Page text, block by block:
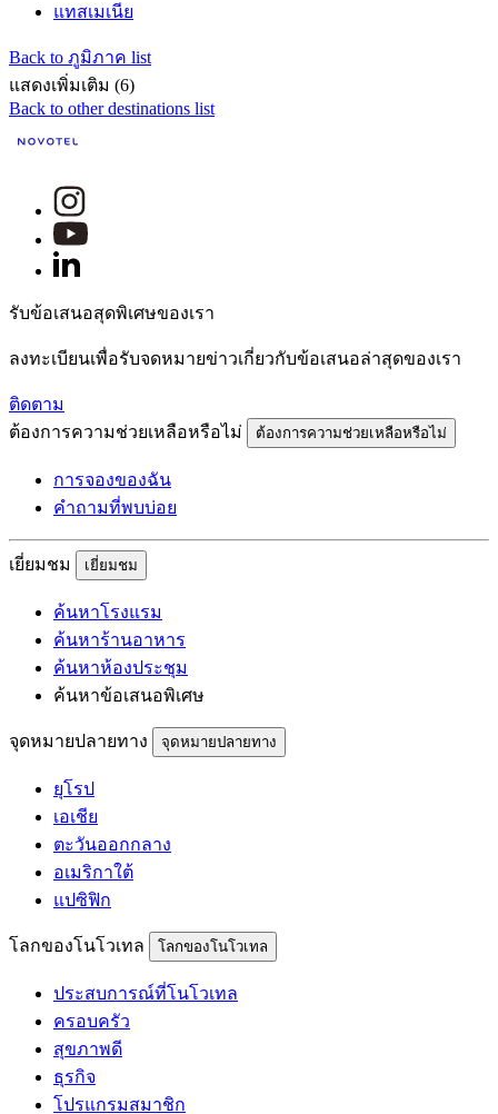
แทสเมเนีย
Back to ภูมิภาค list
แสดงเพิ่มเติม (6)
Back to other destinations list
รับข้อเสนอสุดพิเศษของเรา
ลงทะเบียนเพื่อรับจดหมายข่าวเกี่ยวกับข้อเสนอล่าสุดของเรา
ติดตาม
ต้องการความช่วยเหลือหรือไม่
ต้องการความช่วยเหลือหรือไม่
การจองของฉัน
คำถามที่พบบ่อย
เยี่ยมชม เยี่ยมชม
ค้นหาโรงแรม
ค้นหาร้านอาหาร
ค้นหาห้องประชุม
ค้นหาข้อเสนอพิเศษ
จุดหมายปลายทาง จุดหมายปลายทาง
ยุโรป
เอเชีย
ตะวันออกกลาง
อเมริกาใต้
แปซิฟิก
โลกของโนโวเทล โลกของโนโวเทล
ประสบการณ์ที่โนโวเทล
ครอบครัว
สุขภาพดี
ธุรกิจ
โปรแกรมสมาชิก